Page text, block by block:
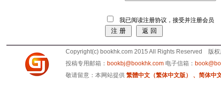
我已阅读注册协议，接受并注册会员
Copyright(c) bookhk.com 2015 All Rights Reserved 版
投稿专用邮箱： bookbj@bookhk.com电子信箱：
敬请留意：本网站提供 繁體中文（繁体中文版） 、简体中